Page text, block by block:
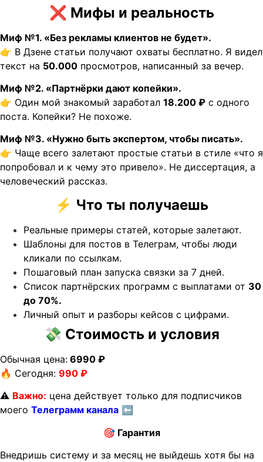
❌ Мифы и реальность
Миф №1. «Без рекламы клиентов не будет».
👉 В Дзене статьи получают охваты бесплатно. Я видел
текст на 50.000 просмотров, написанный за вечер.
Миф №2. «Партнёрки дают копейки».
👉 Один мой знакомый заработал 18.200 ₽ с одного
поста. Копейки? Не похоже.
Миф №3. «Нужно быть экспертом, чтобы писать».
👉 Чаще всего залетают простые статьи в стиле «что я
попробовал и к чему это привело». Не диссертация, а
человеческий рассказ.
⚡ Что ты получаешь
Реальные примеры статей, которые залетают.
Шаблоны для постов в Телеграм, чтобы люди
кликали по ссылкам.
Пошаговый план запуска связки за 7 дней.
Список партнёрских программ с выплатами от 30
до 70%.
Личный опыт и разборы кейсов с цифрами.
💸 Стоимость и условия
Обычная цена: 6990 ₽
🔥 Сегодня: 990 ₽
⚠️ Важно: цена действует только для подписчиков
моего Телеграмм канала ⬅
🎯Гарантия
Внедришь систему и за месяц не выйдешь хотя бы на